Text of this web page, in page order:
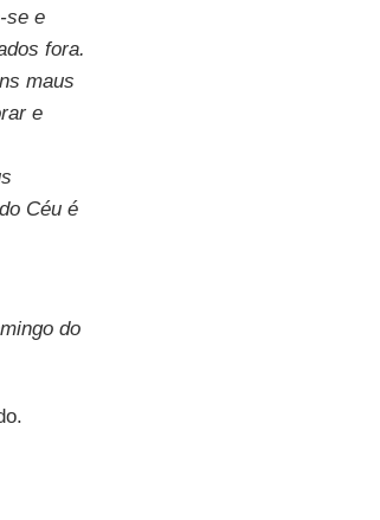
se e
fora.
maus
e
Céu é
do